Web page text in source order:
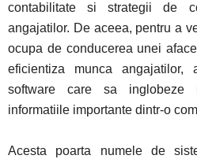
contabilitate si strategii de
angajatilor. De aceea, pentru a
ocupa de conducerea unei
eficientiza munca angajatilor,
software care sa inglobeze
informatiile importante dintr-o
Acesta poarta numele de